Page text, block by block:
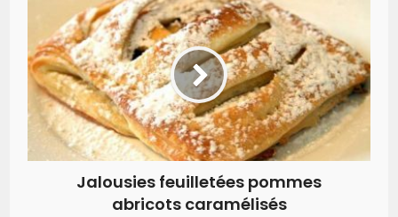
Jalousies feuilletées pommes
abricots caramélisés